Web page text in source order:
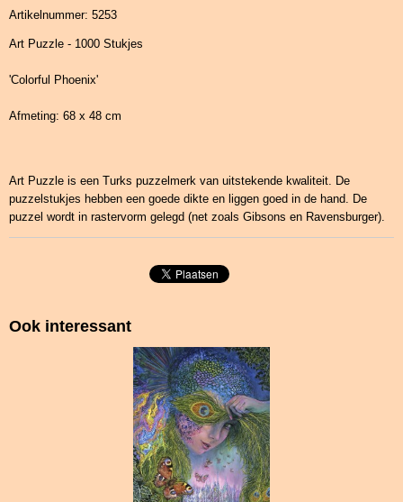
Artikelnummer: 5253
Art Puzzle - 1000 Stukjes
'Colorful Phoenix'
Afmeting: 68 x 48 cm
Art Puzzle is een Turks puzzelmerk van uitstekende kwaliteit. De
puzzelstukjes hebben een goede dikte en liggen goed in de hand. De
puzzel wordt in rastervorm gelegd (net zoals Gibsons en Ravensburger).
Ook interessant